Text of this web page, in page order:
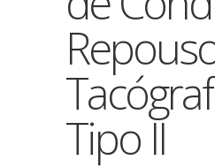
Tipo II